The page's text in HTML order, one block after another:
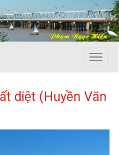
Menu
diệt (Huyền Văn